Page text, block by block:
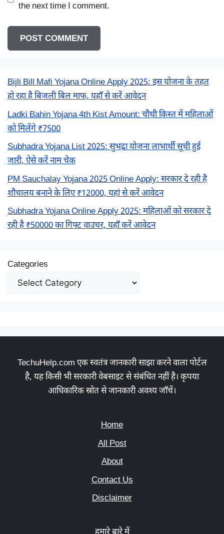
the next time I comment.
Bijli Bill Mafi Yojana Online Apply 2025: इस योजना के तहत
हो रहा है बिजली बिल माफ, यहाँ से करें आवेदन
Ladki Bahin Yojana 4th Kist Amount: चौथी किस्त में महिलाओं
को मिलेंगे ₹7500
Subhadra Yojana List 2025: सुभद्रा योजना लाभार्थी सूची हुई
जारी, ऐसे करें नाम चेक
PM Sauchalay Yojana 2025 Online Apply: सरकार दे रही है
शौचालय बनाने के लिए ₹12000, यहां से करें आवेदन
Subhadra Yojana Online Apply 2025: महिलाओं को सरकार दे
रही है ₹50000 का गिफ्ट वाउचर, यहाँ करें आवेदन
Categories
TechuHelp.com एक स्वतंत्र जानकारी साझा करने वाला पोर्टल
है, यह किसी भी सरकारी वेबसाइट से संबंधित नहीं है। कृपया
आधिकारिक स्रोत से जानकारी अवश्य जाँचें।
Home
All Post
About
Contact Us
Disclaimer